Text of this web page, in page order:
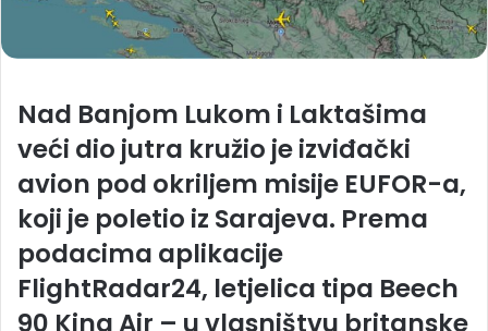
Nad Banjom Lukom i Laktašima
veći dio jutra kružio je izviđački
avion pod okriljem misije EUFOR-a,
koji je poletio iz Sarajeva. Prema
podacima aplikacije
FlightRadar24, letjelica tipa Beech
90 King Air – u vlasništvu britanske